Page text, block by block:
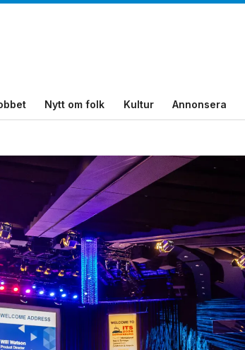
Nytt om folk Kultur Annonsera